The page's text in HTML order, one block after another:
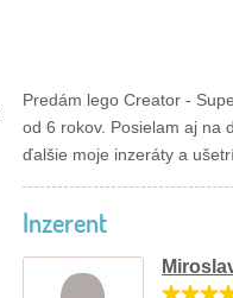
Predám lego Creator -
od 6 rokov. Posielam aj na
ďalšie moje inzeráty a
Inzerent